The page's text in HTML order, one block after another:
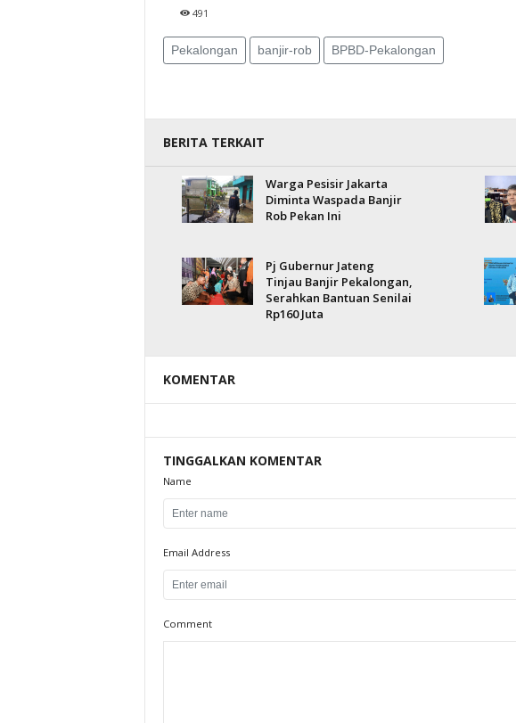
491
Pekalongan banjir-rob BPBD-Pekalongan
BERITA TERKAIT
Warga Pesisir Jakarta
Diminta Waspada Banjir
Rob Pekan Ini
Pj Gubernur Jateng
Tinjau Banjir Pekalongan,
Serahkan Bantuan Senilai
Rp160 Juta
KOMENTAR
TINGGALKAN KOMENTAR
Name
Email Address
Comment